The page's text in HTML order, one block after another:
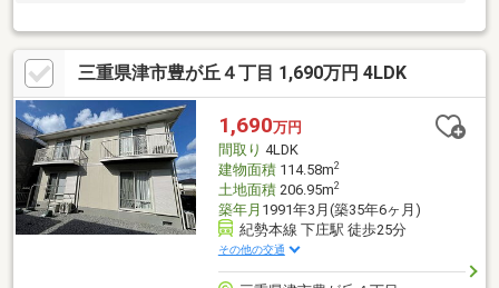
三重県津市豊が丘４丁目 1,690万円 4LDK
1,690万円
間取り 4LDK
建物面積114.58m2
土地面積206.95m2
築年月 1991年3月(築35年6ヶ月)
紀勢本線 下庄駅 徒歩25分
その他の交通